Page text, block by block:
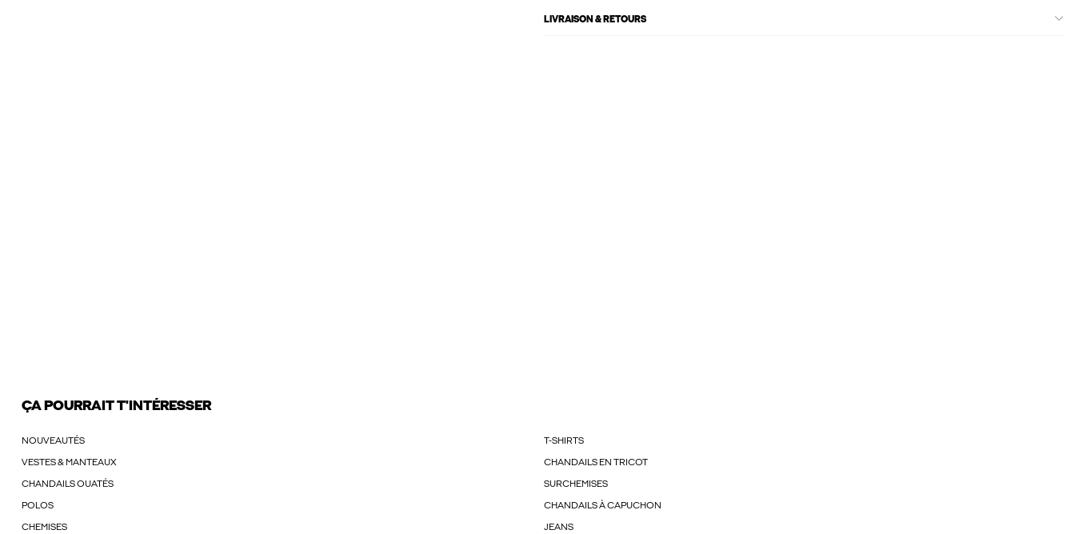
LIVRAISON & RETOURS
ÇA POURRAIT T'INTÉRESSER
NOUVEAUTÉS T-SHIRTS
VESTES & MANTEAUX CHANDAILS EN TRICOT
CHANDAILS OUATÉS SURCHEMISES
POLOS CHANDAILS À CAPUCHON
CHEMISES JEANS